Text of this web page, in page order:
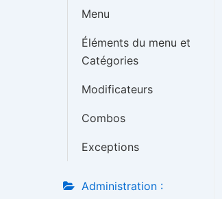
Menu
Éléments du menu et
Catégories
Modificateurs
Combos
Exceptions
Administration :